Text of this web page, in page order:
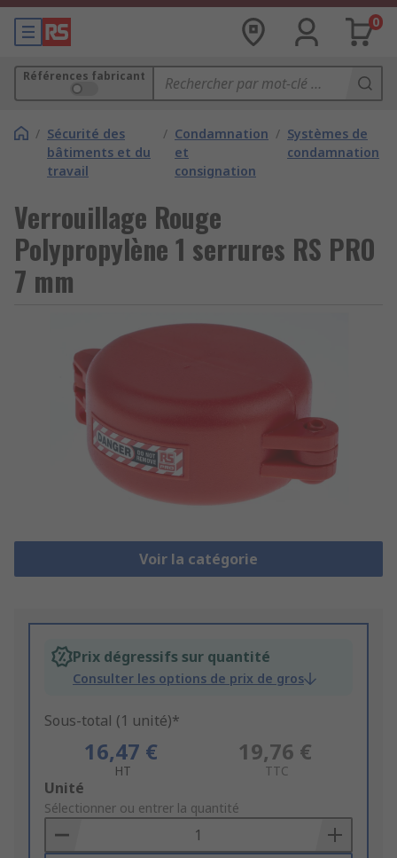
0
Références fabricant
/ Sécurité des
bâtiments et du
travail
/ Condamnation
et
consignation
/ Systèmes de
condamnation
Verrouillage Rouge
Polypropylène 1 serrures RS PRO
7 mm
Voir la catégorie
Prix dégressifs sur quantité
Consulter les options de prix de gros
Sous-total (1 unité)*
16,47 €
HT
19,76 €
TTC
Add
to
Basket
Unité
Sélectionner ou entrer la quantité